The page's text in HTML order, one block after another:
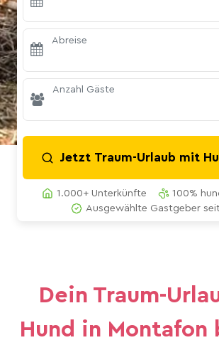
Abreise
Anzahl Gäste
Jetzt Traum-Urlaub mit
1.000+ Unterkünfte
100%
Ausgewählte Gastgeber
Dein Traum-
Hund in Montafon